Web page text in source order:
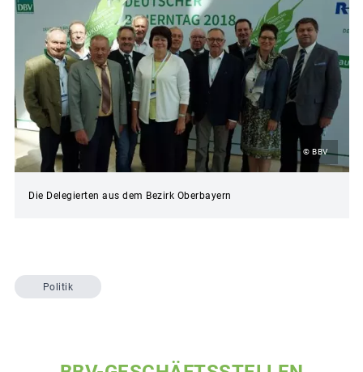
© BBV
Die Delegierten aus dem Bezirk Oberbayern
Politik